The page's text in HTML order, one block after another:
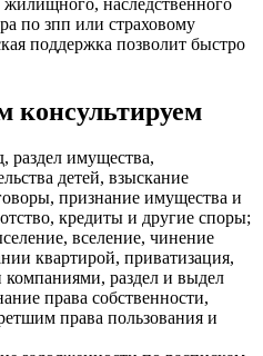
по зпп или страховому
поддержка позволит быстро
консультируем
раздел имущества,
детей, взыскание
признание имущества и
кредиты и другие споры;
вселение, чинение
квартирой, приватизация,
раздел и выдел
права собственности,
права пользования и